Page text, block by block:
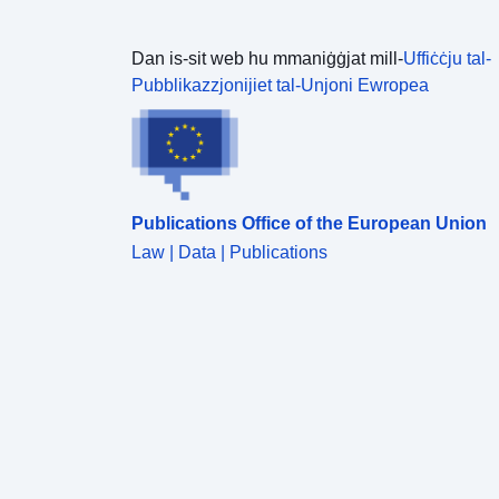
Dan is-sit web hu mmaniġġjat mill-Uffiċċju tal-
Pubblikazzjonijiet tal-Unjoni Ewropea
Publications Office of the European Union
Law | Data | Publications